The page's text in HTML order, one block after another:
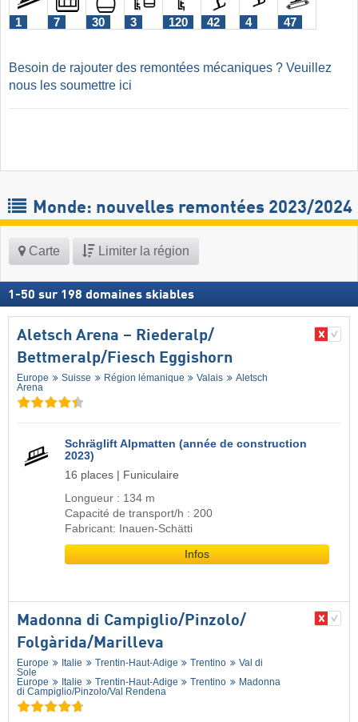
1 7 30 3 120 42 4 47
Besoin de rajouter des remontées mécaniques ? Veuillez
nous les soumettre ici
Monde: nouvelles remontées 2023/2024
Carte Limiter la région
1 -50 sur 198 domaines skiables
Aletsch Arena – Riederalp/​
Bettmeralp/​Fiesch Eggishorn
Europe Suisse Région lémanique Valais
Aletsch
Arena
Schräglift Alpmatten (année de construction
2023)
16 places | Funiculaire
Longueur : 134 m
Capacité de transport/h : 200
Fabricant: Inauen-Schätti
Infos
Madonna di Campiglio/​Pinzolo/​
Folgàrida/​Marilleva
Europe Italie Trentin-Haut-Adige Trentino
Val di
Sole
Europe
Italie Trentin-Haut-Adige Trentino
Madonna
di Campiglio/​Pinzolo/​Val Rendena